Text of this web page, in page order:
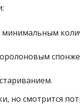
минимальным
но смотрится